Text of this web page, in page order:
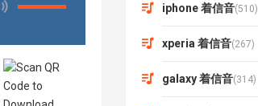
iphone 着信音(510)
xperia 着信音(267)
galaxy 着信音(314)